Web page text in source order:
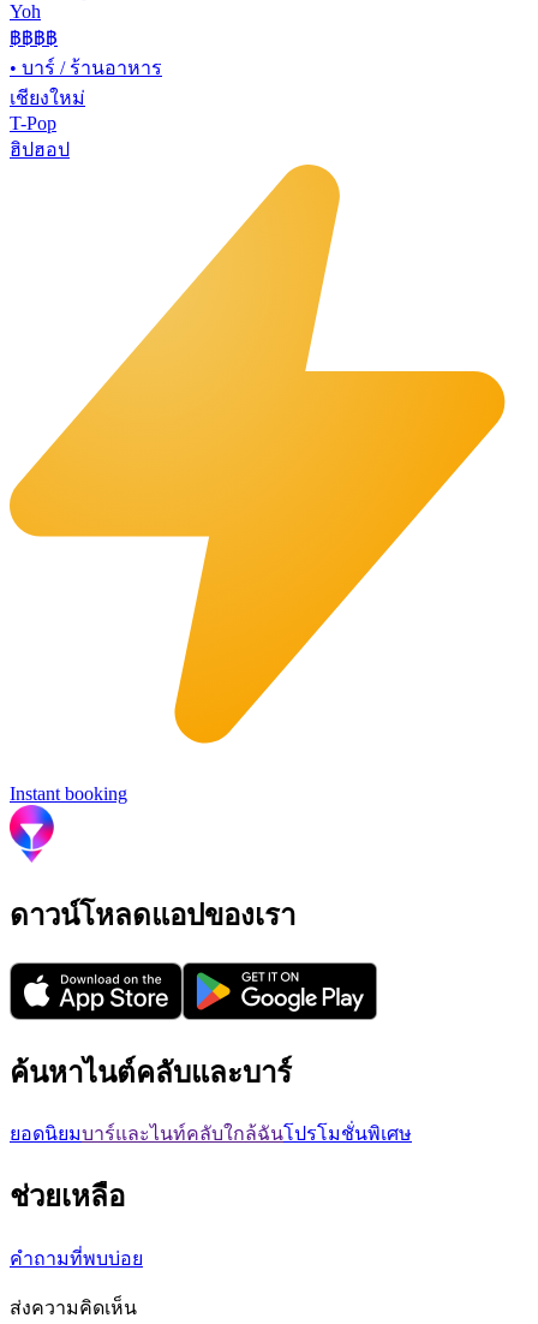
Yoh
฿฿฿฿
• บาร์ / ร้านอาหาร
เชียงใหม่
T-Pop
ฮิปฮอป
Instant booking
ดาวน์โหลดแอปของเรา
ค้นหาไนต์คลับและบาร์
ยอดนิยมบาร์และไนท์คลับใกล้ฉันโปรโมชั่นพิเศษ
ช่วยเหลือ
คำถามที่พบบ่อย
ส่งความคิดเห็น